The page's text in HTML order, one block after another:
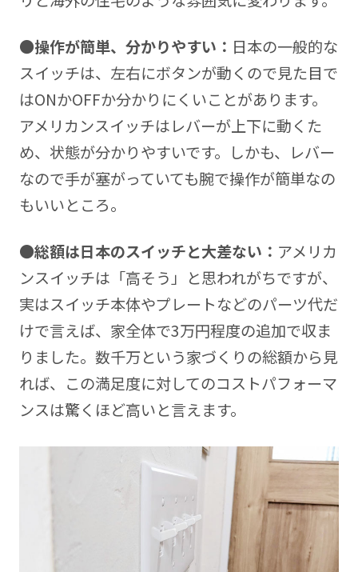
●操作が簡単、分かりやすい： 日本の一般的な
スイッチは、左右にボタンが動くので見た目で
はONかOFFか分かりにくいことがあります。
アメリカンスイッチはレバーが上下に動くた
め、状態が分かりやすいです。しかも、レバー
なので手が塞がっていても腕で操作が簡単なの
もいいところ。
●総額は日本のスイッチと大差ない： アメリカ
ンスイッチは「高そう」と思われがちですが、
実はスイッチ本体やプレートなどのパーツ代だ
けで言えば、家全体で3万円程度の追加で収ま
りました。数千万という家づくりの総額から見
れば、この満足度に対してのコストパフォーマ
ンスは驚くほど高いと言えます。